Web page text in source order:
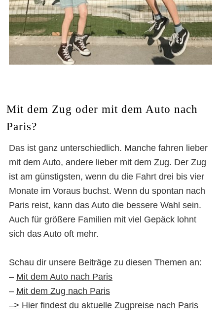
Mit dem Zug oder mit dem Auto nach
Paris?
Das ist ganz unterschiedlich. Manche fahren lieber
mit dem Auto, andere lieber mit dem Zug. Der Zug
ist am günstigsten, wenn du die Fahrt drei bis vier
Monate im Voraus buchst. Wenn du spontan nach
Paris reist, kann das Auto die bessere Wahl sein.
Auch für größere Familien mit viel Gepäck lohnt
sich das Auto oft mehr.
Schau dir unsere Beiträge zu diesen Themen an:
– Mit dem Auto nach Paris
– Mit dem Zug nach Paris
–> Hier findest du aktuelle Zugpreise nach Paris